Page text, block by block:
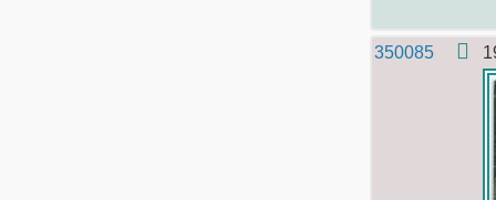
350085